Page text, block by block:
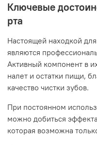
Ключевые
рта
Настоящей находкой
являются
Активный компонент в
налет и остатки пищи,
качество чистки зубов.
При постоянном
можно добиться
которая возможна